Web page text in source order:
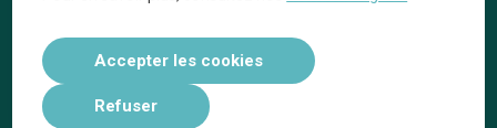
Accepter les cookies
Refuser